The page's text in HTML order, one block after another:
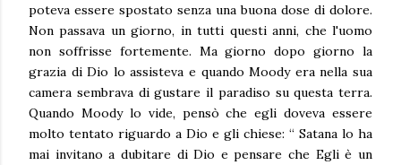
poteva essere spostato senza una buona dose di dolore.
Non passava un giorno, in tutti questi anni, che l'uomo
non soffrisse fortemente. Ma giorno dopo giorno la
grazia di Dio lo assisteva e quando Moody era nella sua
camera sembrava di gustare il paradiso su questa terra.
Quando Moody lo vide, pensò che egli doveva essere
molto tentato riguardo a Dio e gli chiese: “ Satana lo ha
mai invitano a dubitare di Dio e pensare che Egli è un